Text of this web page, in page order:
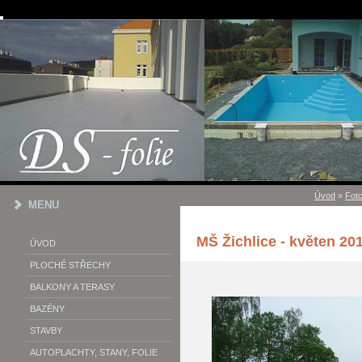
Úvod »
MŠ Žichlice - květen
MENU
ÚVOD
PLOCHÉ STŘECHY
BALKONY A TERASY
BAZÉNY
STAVBY
AUTOPLACHTY, STANY, FOLIE